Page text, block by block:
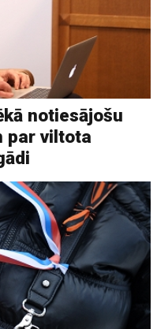
notiesājošu
par viltota